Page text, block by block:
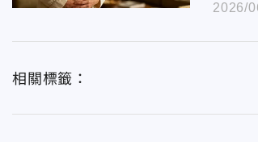
2026/
相關標籤：